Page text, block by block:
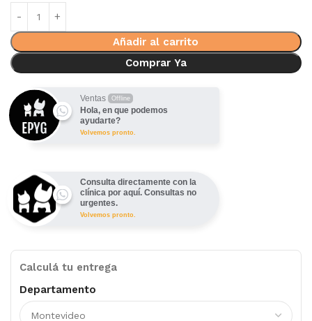
Añadir al carrito
Comprar Ya
Ventas Offline
Hola, en que podemos
ayudarte?
Volvemos pronto.
Consulta directamente con la
clínica por aquí. Consultas no
urgentes.
Volvemos pronto.
Calculá tu entrega
Departamento